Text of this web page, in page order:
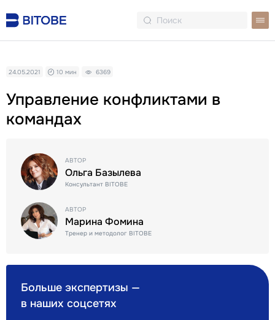
Управление конфликтами в
командах
24.05.2021 10 мин 6369
Больше экспертизы —
в наших соцсетях
АВТОР
Ольга Базылева
Консультант BITOBE
АВТОР
Марина Фомина
Тренер и методолог BITOBE